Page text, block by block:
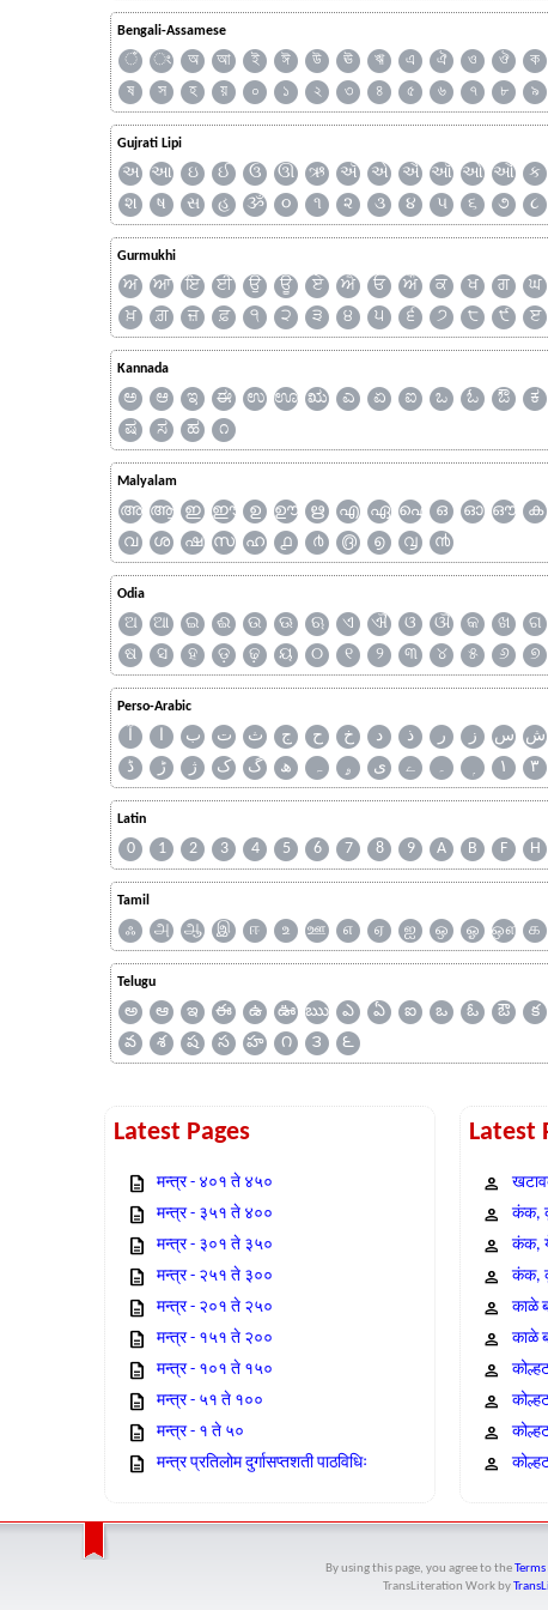
Bengali-Assamese
ঁ ং অ আ ই ঈ উ ঊ ঋ এ ঐ ও ঔ ক
ষ
স হ য় ০ ১ ২ ৩ ৪ ৫ ৬ ৭ ৮ ৯
Gujrati Lipi
અ આ ઇ ઈ ઉ ઊ ઋ ઍ એ ઐ ઑ ઓ ઔ ક
શ
ષ સ હ ૐ ૦ ૧ ૨ ૩ ૪ ૫ ૬ ૭ ૮
Gurmukhi
ਅ ਆ ਇ ਈ ਉ ਊ ਏ ਐ ਓ ਔ ਕ ਖ ਗ ਘ
ਖ਼
ਗ਼ ਜ਼ ਫ਼ ੧ ੨ ੩ ੪ ੫ ੬ ੭ ੮ ੯ ੲ
Kannada
ಅ ಆ ಇ ಈ ಉ ಊ ಋ ಎ ಏ ಐ ಒ ಓ ಔ ಕ
ಷ
ಸ ಹ ೧
Malyalam
അ ആ ഇ ഈ ഉ ഊ ഋ എ ഏ ഐ ഒ ഓ ഔ ക
വ
ശ ഷ സ ഹ ൧ ൪ ൫ ൭ ൮ ൯
Odia
ଅ ଆ ଇ ଈ ଉ ଊ ଋ ଏ ଐ ଓ ଔ କ ଖ ଗ
ଷ
ସ ହ ଡ଼ ଢ଼ ୟ ୦ ୧ ୨ ୩ ୪ ୫ ୬ ୭
Perso-Arabic
آ ا ب ت ث ج ح خ د ذ ر ز س ش
ڈ
ڑ ژ ک گ ھ ہ ۄ ی ے ۔ ۱ ۳
Latin
0 1 2 3 4 5 6 7 8 9 A B F H
Tamil
ஃ அ ஆ இ ஈ உ ஊ எ ஏ ஐ ஒ ஓ ஔ க
Telugu
అ ఆ ఇ ఈ ఉ ఊ ఋ ఎ ఏ ఐ ఒ ఓ ఔ క
వ
శ ష స హ ౧ ౩ ౬
Latest Pages
मन्त्र - ४०१ ते ४५०
मन्त्र - ३५१ ते ४००
मन्त्र - ३०१ ते ३५०
मन्त्र - २५१ ते ३००
मन्त्र - २०१ ते २५०
मन्त्र - १५१ ते २००
मन्त्र - १०१ ते १५०
मन्त्र - ५१ ते १००
मन्त्र - १ ते ५०
मन्त्र प्रतिलोम दुर्गासप्तशती पाठविधिः
Latest
कंक,
कंक,
कंक,
काळे
काळे
By using this page, you agree to the
TransLiteration Workby